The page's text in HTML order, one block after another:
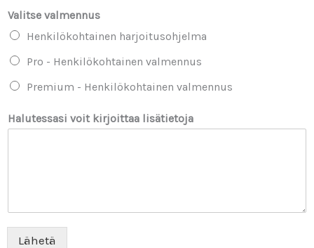
Valitse valmennus
Henkilökohtainen harjoitusohjelma
Pro - Henkilökohtainen valmennus
Premium - Henkilökohtainen valmennus
i
j
Halutessasi voit kirjoittaa lisätietoja
Lähetä